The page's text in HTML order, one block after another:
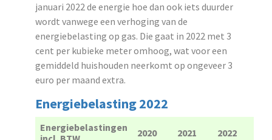
januari 2022 de energie hoe dan ook iets duurder
wordt vanwege een verhoging van de
energiebelasting op gas. Die gaat in 2022 met 3
cent per kubieke meter omhoog, wat voor een
gemiddeld huishouden neerkomt op ongeveer 3
euro per maand extra.
Energiebelasting 2022
Energiebelastingen
2020 2021 2022